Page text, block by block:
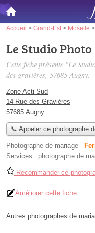
Accueil > Grand-Est > Moselle >
Le Studio Photo
Cette fiche présente "Le
des gravières, 57685 Augny.
Zone Acti Sud
14 Rue des Gravières
57685 Augny
📞 Appeler ce photographe
Photographe de mariage -
Services : photographe de
Recommander ce
Améliorer cette fiche
Autres photographes de